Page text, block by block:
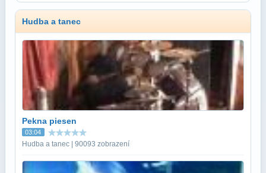
Hudba a tanec
Pekna piesen
03:04
Hudba a tanec | 90093 zobrazení